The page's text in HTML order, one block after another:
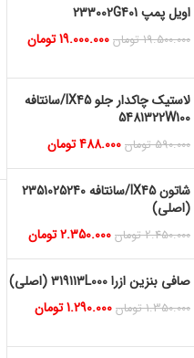
اویل پمپ 233002G401
19.500.000 تومان 19.000.000تومان
لاستیک چاکدار جلو IX45/سانتافه
5481322W100
590.000 تومان 488.000تومان
شاتون IX45/سانتافه 2351025240
(اصلی)
2.450.000 تومان 2.350.000تومان
صافی بنزین ازرا 319113L000 (اصلی)
1.350.000 تومان 1.290.000تومان